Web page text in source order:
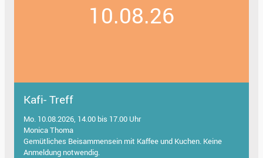
10.08.26
Kafi- Treff
Mo. 10.08.2026, 14.00 bis 17.00 Uhr
Monica Thoma
Gemütliches Beisammensein mit Kaffee und Kuchen. Keine
Anmeldung notwendig.